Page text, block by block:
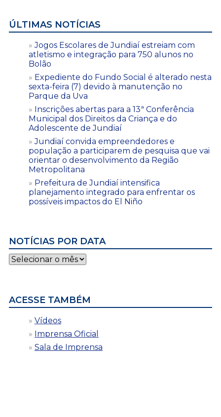
ÚLTIMAS NOTÍCIAS
Jogos Escolares de Jundiaí estreiam com
atletismo e integração para 750 alunos no
Bolão
Expediente do Fundo Social é alterado nesta
sexta-feira (7) devido à manutenção no
Parque da Uva
Inscrições abertas para a 13ª Conferência
Municipal dos Direitos da Criança e do
Adolescente de Jundiaí
Jundiaí convida empreendedores e
população a participarem de pesquisa que vai
orientar o desenvolvimento da Região
Metropolitana
Prefeitura de Jundiaí intensifica
planejamento integrado para enfrentar os
possíveis impactos do El Niño
NOTÍCIAS POR DATA
Notícias
por
ACESSE TAMBÉM
Vídeos
Imprensa Oficial
Sala de Imprensa